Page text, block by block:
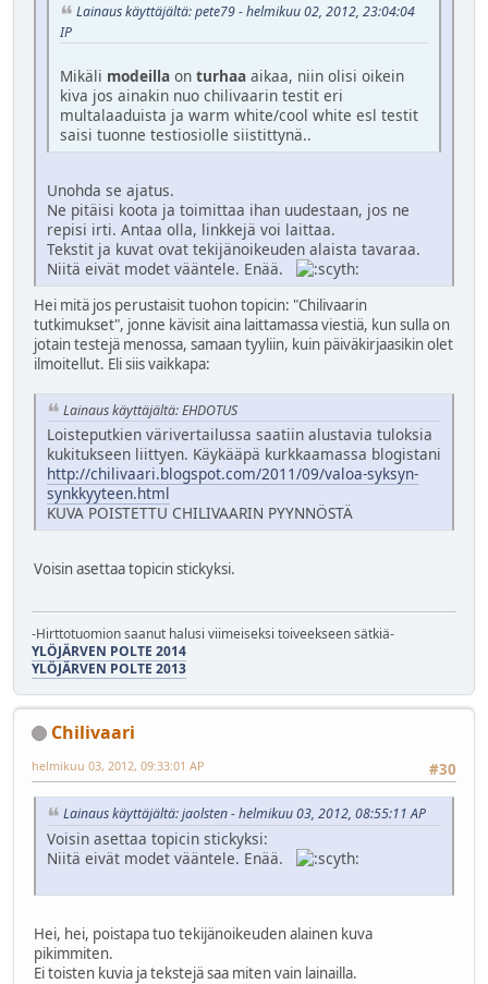
Lainaus käyttäjältä: pete79 - helmikuu 02, 2012, 23:04:04
IP
Mikäli modeilla on turhaa aikaa, niin olisi oikein
kiva jos ainakin nuo chilivaarin testit eri
multalaaduista ja warm white/cool white esl testit
saisi tuonne testiosiolle siistittynä..
Unohda se ajatus.
Ne pitäisi koota ja toimittaa ihan uudestaan, jos ne
repisi irti. Antaa olla, linkkejä voi laittaa.
Tekstit ja kuvat ovat tekijänoikeuden alaista tavaraa.
Niitä eivät modet vääntele. Enää.
Hei mitä jos perustaisit tuohon topicin: "Chilivaarin
tutkimukset", jonne kävisit aina laittamassa viestiä, kun sulla on
jotain testejä menossa, samaan tyyliin, kuin päiväkirjaasikin olet
ilmoitellut. Eli siis vaikkapa:
Lainaus käyttäjältä: EHDOTUS
Loisteputkien värivertailussa saatiin alustavia tuloksia
kukitukseen liittyen. Käykääpä kurkkaamassa blogistani
http://chilivaari.blogspot.com/2011/09/valoa-syksyn-
synkkyyteen.html
KUVA POISTETTU CHILIVAARIN PYYNNÖSTÄ
Voisin asettaa topicin stickyksi.
-Hirttotuomion saanut halusi viimeiseksi toiveekseen sätkiä-
YLÖJÄRVEN POLTE 2014
YLÖJÄRVEN POLTE 2013
Chilivaari
#30
helmikuu 03, 2012, 09:33:01 AP
Lainaus käyttäjältä: jaolsten - helmikuu 03, 2012, 08:55:11 AP
Voisin asettaa topicin stickyksi:
Niitä eivät modet vääntele. Enää.
Hei, hei, poistapa tuo tekijänoikeuden alainen kuva
pikimmiten.
Ei toisten kuvia ja tekstejä saa miten vain lainailla.